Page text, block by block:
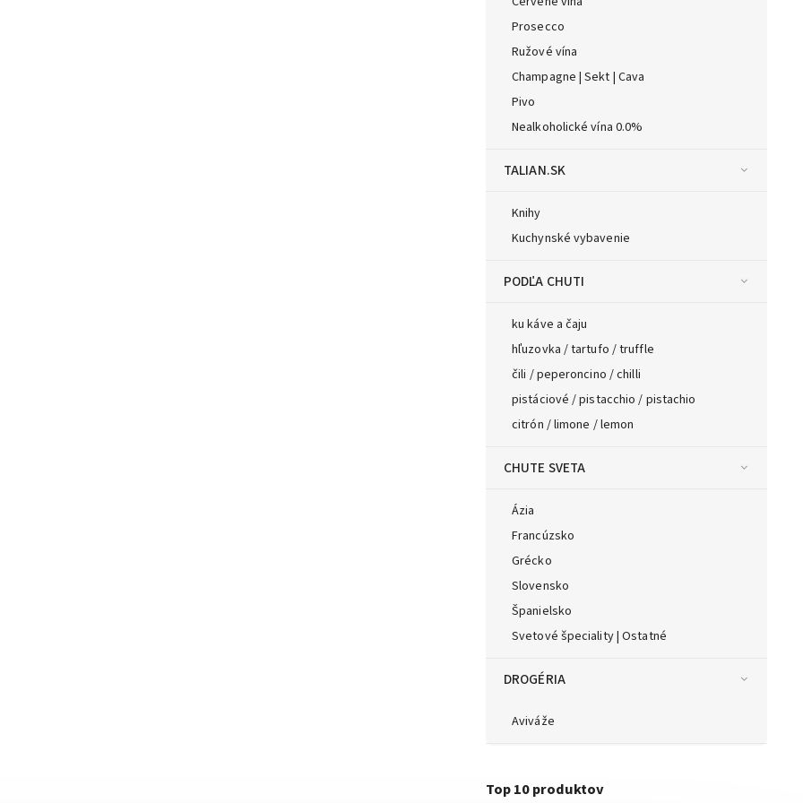
Prosecco
Ružové vína
Champagne | Sekt | Cava
Pivo
Nealkoholické vína 0.0%
TALIAN.SK
Knihy
Kuchynské vybavenie
PODĽA CHUTI
ku káve a čaju
hľuzovka / tartufo / truffle
čili / peperoncino / chilli
pistáciové / pistacchio / pistachio
citrón / limone / lemon
CHUTE SVETA
Ázia
Francúzsko
Grécko
Slovensko
Španielsko
Svetové špeciality | Ostatné
DROGÉRIA
Aviváže
Top 10 produktov